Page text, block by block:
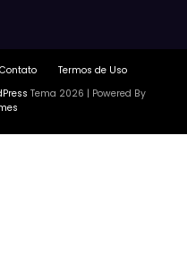
Contato
Termos de Uso
Tema 2026 | Powered By